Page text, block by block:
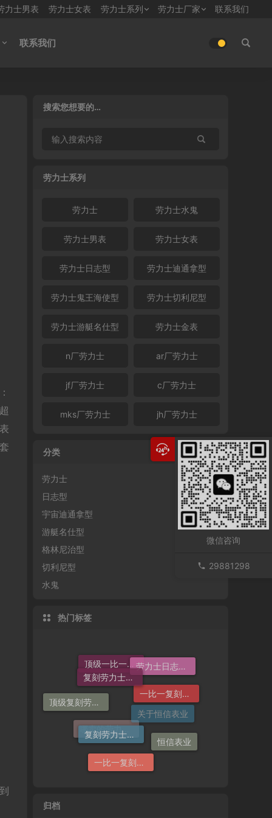
力士男表 劳力士女表 劳力士系列 劳力士厂家 联系我们
联系我们
搜索您想要的…
劳力士系列
劳力士 劳力士水鬼
劳力士男表 劳力士女表
劳力士日志型 劳力士迪通拿型
劳力士鬼王海使型 劳力士切利尼型
劳力士游艇名仕型 劳力士金表
n厂劳力士 ar厂劳力士
jf厂劳力士 c厂劳力士
mks厂劳力士 jh厂劳力士
分类
劳力士
日志型
宇宙迪通拿型
游艇名仕型
格林尼治型
切利尼型
水鬼
热门标签
顶级一比一复刻劳力士手表价格 劳力士日志哪个厂仿好
关于恒信表业
哪卖的劳力士日志36高仿好
顶级复刻劳力士手表
复刻劳力士一般多少钱
一比一复刻劳力士
恒信表业
一比一复刻劳力士手表
归档
微信咨询
29881298